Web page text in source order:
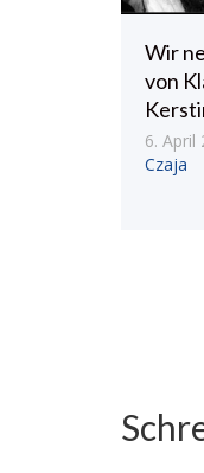
Wir
von
6. April
Czaja